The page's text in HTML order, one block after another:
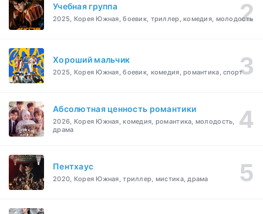
Учебная группа
2025, Корея Южная, боевик, триллер, комедия, молодость
Хороший мальчик
2025, Корея Южная, боевик, комедия, романтика, спорт
Абсолютная ценность романтики
2026, Корея Южная, комедия, романтика, молодость,
драма
Пентхаус
2020, Корея Южная, триллер, мистика, драма